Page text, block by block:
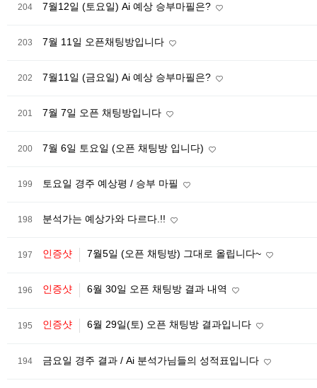
204 7월12일 (토요일) Ai 예상 승부마필은?
203 7월 11일 오픈채팅방입니다
202 7월11일 (금요일) Ai 예상 승부마필은?
201 7월 7일 오픈 채팅방입니다
200 7월 6일 토요일 (오픈 채팅방 입니다)
199 토요일 경주 예상평 / 승부 마필
198 분석가는 예상가와 다르다.!!
197 인증샷 7월5일 (오픈 채팅방) 그대로 올립니다~
196 인증샷 6월 30일 오픈 채팅방 결과 내역
195 인증샷 6월 29일(토) 오픈 채팅방 결과입니다
194 금요일 경주 결과 / Ai 분석가님들의 성적표입니다